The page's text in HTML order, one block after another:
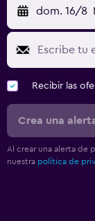
dom. 16/8
Recibir las
Crea una
Al crear una alerta de
nuestra política de